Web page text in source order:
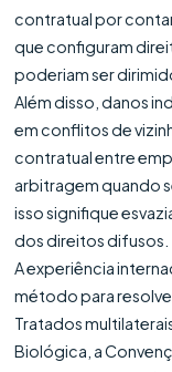
contratual por
que configuram
poderiam ser
Além disso, danos
em conflitos de
contratual entre
arbitragem quando
isso signifique
dos direitos difusos.
A experiência
método para
Tratados
Biológica, a